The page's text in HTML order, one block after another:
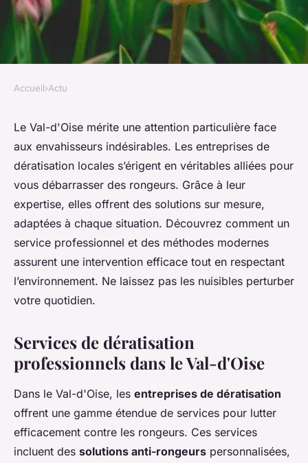
Entreprise de dératisation val-
d'oise : votre allié anti-
rongeurs
Célia•14 octobre 2024•3 min de lecture
Accueil›Actu
Le Val-d'Oise mérite une attention particulière face
aux envahisseurs indésirables. Les entreprises de
dératisation locales s’érigent en véritables alliées pour
vous débarrasser des rongeurs. Grâce à leur
expertise, elles offrent des solutions sur mesure,
adaptées à chaque situation. Découvrez comment un
service professionnel et des méthodes modernes
assurent une intervention efficace tout en respectant
l’environnement. Ne laissez pas les nuisibles perturber
votre quotidien.
Services de dératisation
professionnels dans le Val-d'Oise
Dans le Val-d'Oise, les entreprises de dératisation
offrent une gamme étendue de services pour lutter
efficacement contre les rongeurs. Ces services
incluent des solutions anti-rongeurs personnalisées,